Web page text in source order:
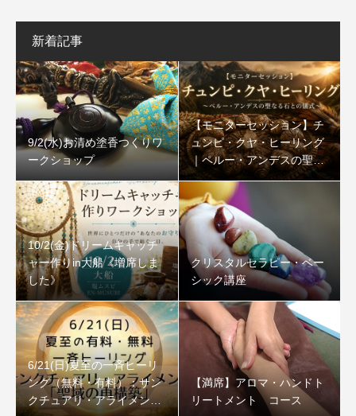
新着記事
9/2(水)お清め塗香つくりワ
ークショップ
【モニターセッション】チ
ュンピ・クヤ・ヒーリング
｜ペルー・アンデスの聖な
る石
10/2(金)ドリームキャッチ
ャー作りin大船《増席しま
した》
クリスタルセラピー・ベー
シック講座
6/21(日)夏至の一斉ヒーリ
ング（無料・有料）：サン
クチュアリ・アライメント
【満席】アロマ・ハンドト
リートメント コース